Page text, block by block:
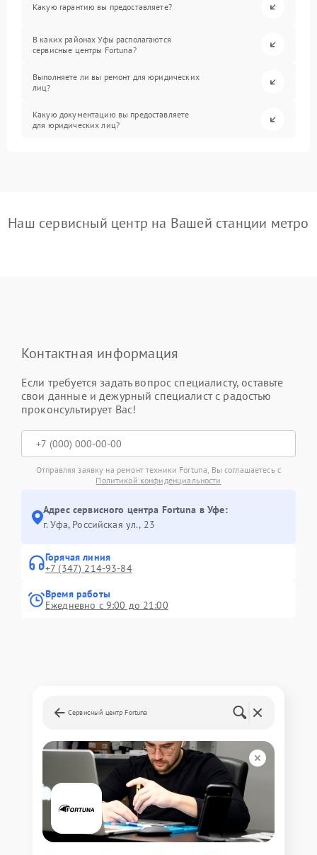
Какую гарантию вы предоставляете?
В каких районах Уфы располагаются
сервисные центры Fortuna?
Выполняете ли вы ремонт для юридических
лиц?
Какую документацию вы предоставляете
для юридических лиц?
Наш сервисный центр на Вашей станции метро
Контактная информация
Если требуется задать вопрос специалисту, оставьте
свои данные и дежурный специалист с радостью
проконсультирует Вас!
Отправляя заявку на ремонт техники Fortuna, Вы соглашаетесь с
Политикой конфиденциальности
Адрес сервисного центра Fortuna в Уфе:
г. Уфа, Российская ул., 23
Горячая линия
+7 (347) 214-93-84
Время работы
Ежедневно с 9:00 до 21:00
Сервисный центр Fortuna